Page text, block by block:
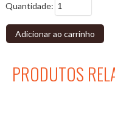
Quantidade:
Adicionar ao carrinho
PRODUTOS